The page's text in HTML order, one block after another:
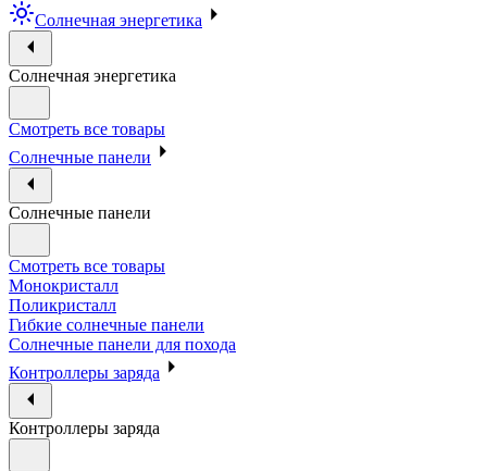
Солнечная энергетика
Солнечная энергетика
Смотреть все товары
Солнечные панели
Солнечные панели
Смотреть все товары
Монокристалл
Поликристалл
Гибкие солнечные панели
Солнечные панели для похода
Контроллеры заряда
Контроллеры заряда